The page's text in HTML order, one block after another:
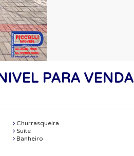
PARA VENDA
Churrasqueira
Suíte
Banheiro